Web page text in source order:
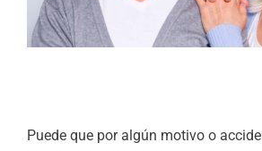
Puede que por algún motivo o